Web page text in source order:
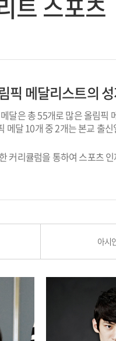
트 스포츠
픽 메달리스트의
달은 총 55개로 많은 올림픽
메달 10개 중 2개는 본교 출
커리큘럼을 통하여 스포츠
아시